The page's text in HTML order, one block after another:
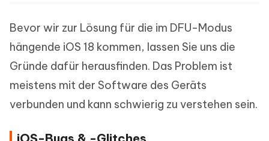
Bevor wir zur Lösung für die im DFU-Modus
hängende iOS 18 kommen, lassen Sie uns die
Gründe dafür herausfinden. Das Problem ist
meistens mit der Software des Geräts
verbunden und kann schwierig zu verstehen sein.